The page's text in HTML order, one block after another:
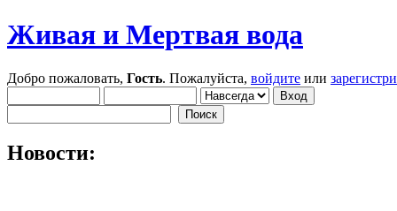
Живая и Мертвая вода
Добро пожаловать, Гость. Пожалуйста, войдите или
Новости: